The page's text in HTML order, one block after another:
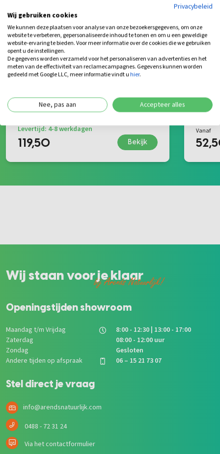
Frame | 180x180 cm
Levertijd: 4-8 werkdagen
119,50 Bekijk
Vanaf
Wij staan voor je klaar
bij Arends Natuurlijk!
Openingstijden showroom
Maandag t/m Vrijdag
8:00 - 12:30 | 13:00 - 17:00
Zaterdag
08:00 - 12:00 uur
Zondag
Gesloten
Andere tijden op afspraak
06 – 15 21 73 07
Stel direct je vraag
info@arendsnatuurlijk.com
0488 - 72 31 24
Via het contactformulier
Privacybeleid
Wij gebruiken cookies
We kunnen deze plaatsen voor analyse van onze bezoekersgegevens, om onze
website te verbeteren, gepersonaliseerde inhoud te tonen en om u een geweldige
website-ervaring te bieden. Voor meer informatie over de cookies die we gebruiken
opent u de instellingen.
De gegevens worden verzameld voor het personaliseren van advertenties en het
meten van de effectiviteit van reclamecampagnes. Gegevens kunnen worden
gedeeld met Google LLC, meer informatie vindt uhier.
Nee, pas aan Accepteer alles